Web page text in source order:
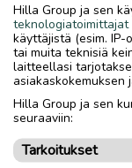
Ouman
vuotta. myydään
Kaikki osat ja
ostaan uuden.
e
Toimitus
Hilla Group ja sen
teknologiatoimittajat
käyttäjistä (esim.
tai muita teknisiä
laitteellasi
asiakaskokemuksen
Hilla Group ja sen
seuraaviin:
Tarkoitukset